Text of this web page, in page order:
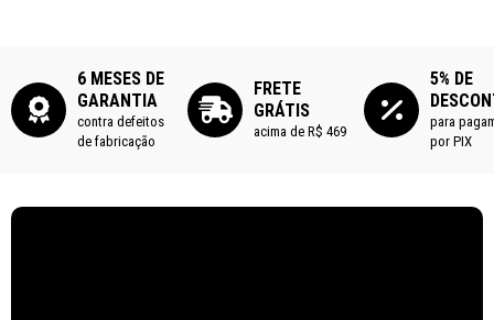
6 MESES DE
GARANTIA
contra defeitos
de fabricação
FRETE
GRÁTIS
acima de R$ 469
5% DE
para
por PIX